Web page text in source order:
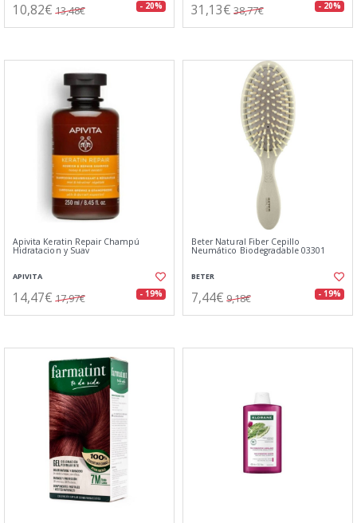
10,82€ 13,48€ - 20% 31,13€ 38,77€ - 20%
Apivita Keratin Repair Champú
Hidratacion y Suav
APIVITA
14,47€ 17,97€ - 19%
Beter Natural Fiber Cepillo
Neumático Biodegradable 03301
BETER
7,44€ 9,18€ - 19%